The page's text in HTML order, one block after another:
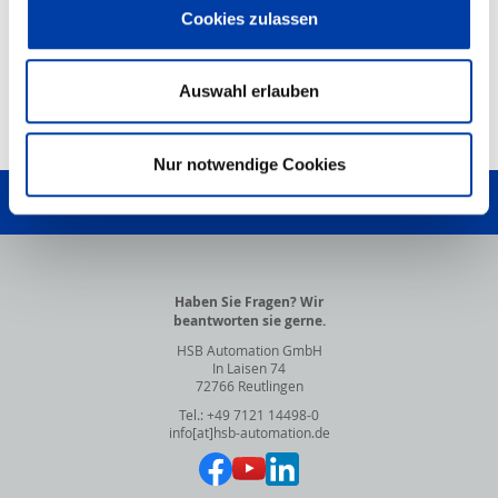
Cookies zulassen
Auswahl erlauben
Nur notwendige Cookies
NACH OBEN
SCHREIBEN SIE UNS!
Haben Sie Fragen? Wir
beantworten sie gerne.
HSB Automation GmbH
In Laisen 74
72766 Reutlingen
Tel.: +49 7121 14498-0
info[at]hsb-automation.de